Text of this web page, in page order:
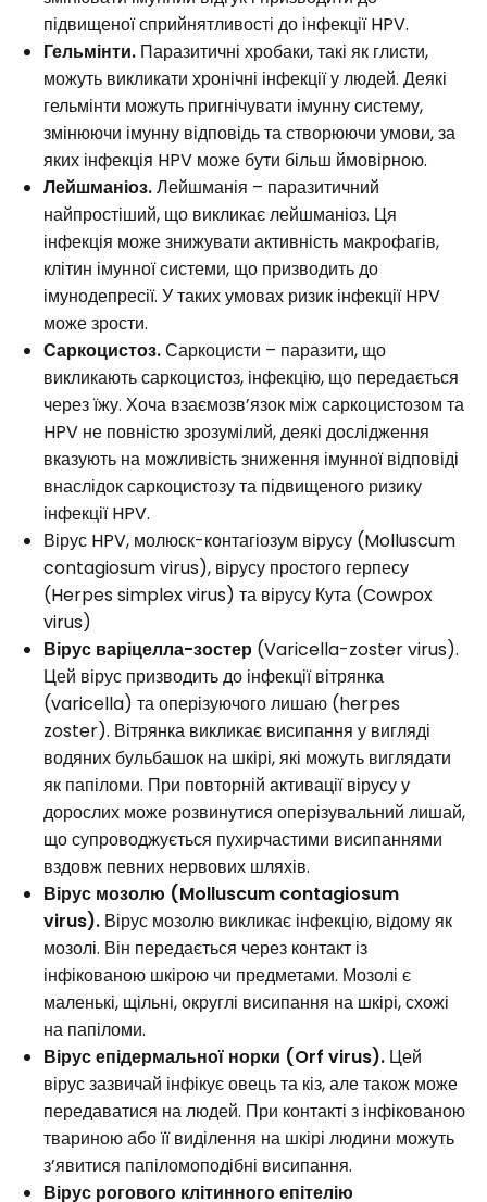
підвищеної сприйнятливості до інфекції HPV.
Гельмінти. Паразитичні хробаки, такі як глисти,
можуть викликати хронічні інфекції у людей. Деякі
гельмінти можуть пригнічувати імунну систему,
змінюючи імунну відповідь та створюючи умови, за
яких інфекція HPV може бути більш ймовірною.
Лейшманіоз.Лейшманія – паразитичний
найпростіший, що викликає лейшманіоз. Ця
інфекція може знижувати активність макрофагів,
клітин імунної системи, що призводить до
імунодепресії. У таких умовах ризик інфекції HPV
може зрости.
Саркоцистоз.Саркоцисти – паразити, що
викликають саркоцистоз, інфекцію, що передається
через їжу. Хоча взаємозв’язок між саркоцистозом та
HPV не повністю зрозумілий, деякі дослідження
вказують на можливість зниження імунної відповіді
внаслідок саркоцистозу та підвищеного ризику
інфекції HPV.
Вірус HPV, молюск-контагіозум вірусу (Molluscum
contagiosum virus), вірусу простого герпесу
(Herpes simplex virus) та вірусу Кута (Cowpox
virus)
Вірус варіцелла-зостер (Varicella-zoster virus).
Цей вірус призводить до інфекції вітрянка
(varicella) та оперізуючого лишаю (herpes
zoster). Вітрянка викликає висипання у вигляді
водяних бульбашок на шкірі, які можуть виглядати
як папіломи. При повторній активації вірусу у
дорослих може розвинутися оперізувальний лишай,
що супроводжується пухирчастими висипаннями
вздовж певних нервових шляхів.
Вірус мозолю (Molluscum contagiosum
virus). Вірус мозолю викликає інфекцію, відому як
мозолі. Він передається через контакт із
інфікованою шкірою чи предметами. Мозолі є
маленькі, щільні, округлі висипання на шкірі, схожі
на папіломи.
Вірус епідермальної норки (Orf virus). Цей
вірус зазвичай інфікує овець та кіз, але також може
передаватися на людей. При контакті з інфікованою
твариною або її виділення на шкірі людини можуть
з’явитися папіломоподібні висипання.
Вірус рогового клітинного епітелію